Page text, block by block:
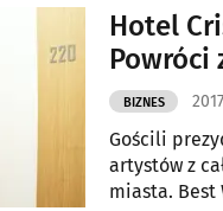
Hotel
Powróci
BIZNES
Gościli
artystów z
miasta. Best